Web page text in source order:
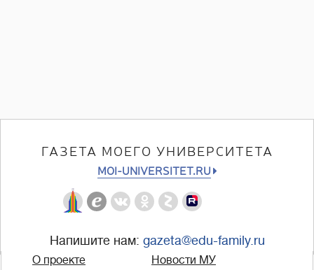
ГАЗЕТА МОЕГО УНИВЕРСИТЕТА
MOI-UNIVERSITET.RU
Напишите нам: gazeta@edu-family.ru
О проекте
Новости МУ